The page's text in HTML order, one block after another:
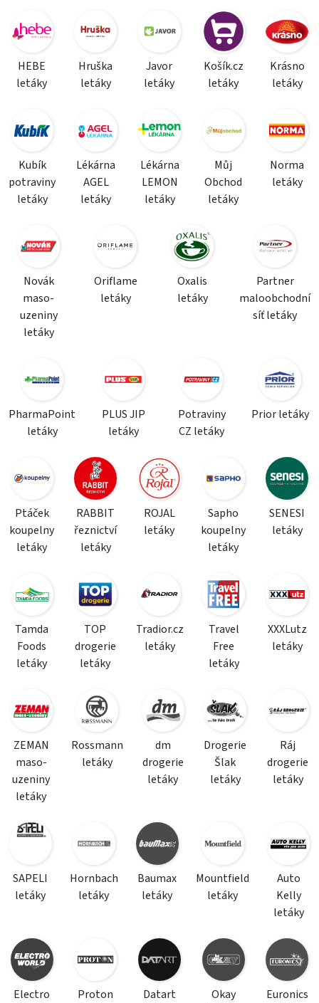
HEBE
letáky
Hruška
letáky
Javor
letáky
Košík.cz
letáky
Krásno
letáky
Kubík
potraviny
letáky
Lékárna
AGEL
letáky
Lékárna
LEMON
letáky
Můj
Obchod
letáky
Norma
letáky
Novák
maso-
uzeniny
letáky
Oriflame
letáky
Oxalis
letáky
Partner
maloobchodní
síť letáky
PharmaPoint
letáky
PLUS JIP
letáky
Potraviny
CZ letáky
Prior letáky
Ptáček
koupelny
letáky
RABBIT
řeznictví
letáky
ROJAL
letáky
Sapho
koupelny
letáky
SENESI
letáky
Tamda
Foods
letáky
TOP
drogerie
letáky
Tradior.cz
letáky
Travel
Free
letáky
XXXLutz
letáky
ZEMAN
maso-
uzeniny
letáky
Rossmann
letáky
dm
drogerie
letáky
Drogerie
Šlak
letáky
Ráj
drogerie
letáky
SAPELI
letáky
Hornbach
letáky
Baumax
letáky
Mountfield
letáky
Auto
Kelly
letáky
Electro
Proton
Datart
Okay
Euronics